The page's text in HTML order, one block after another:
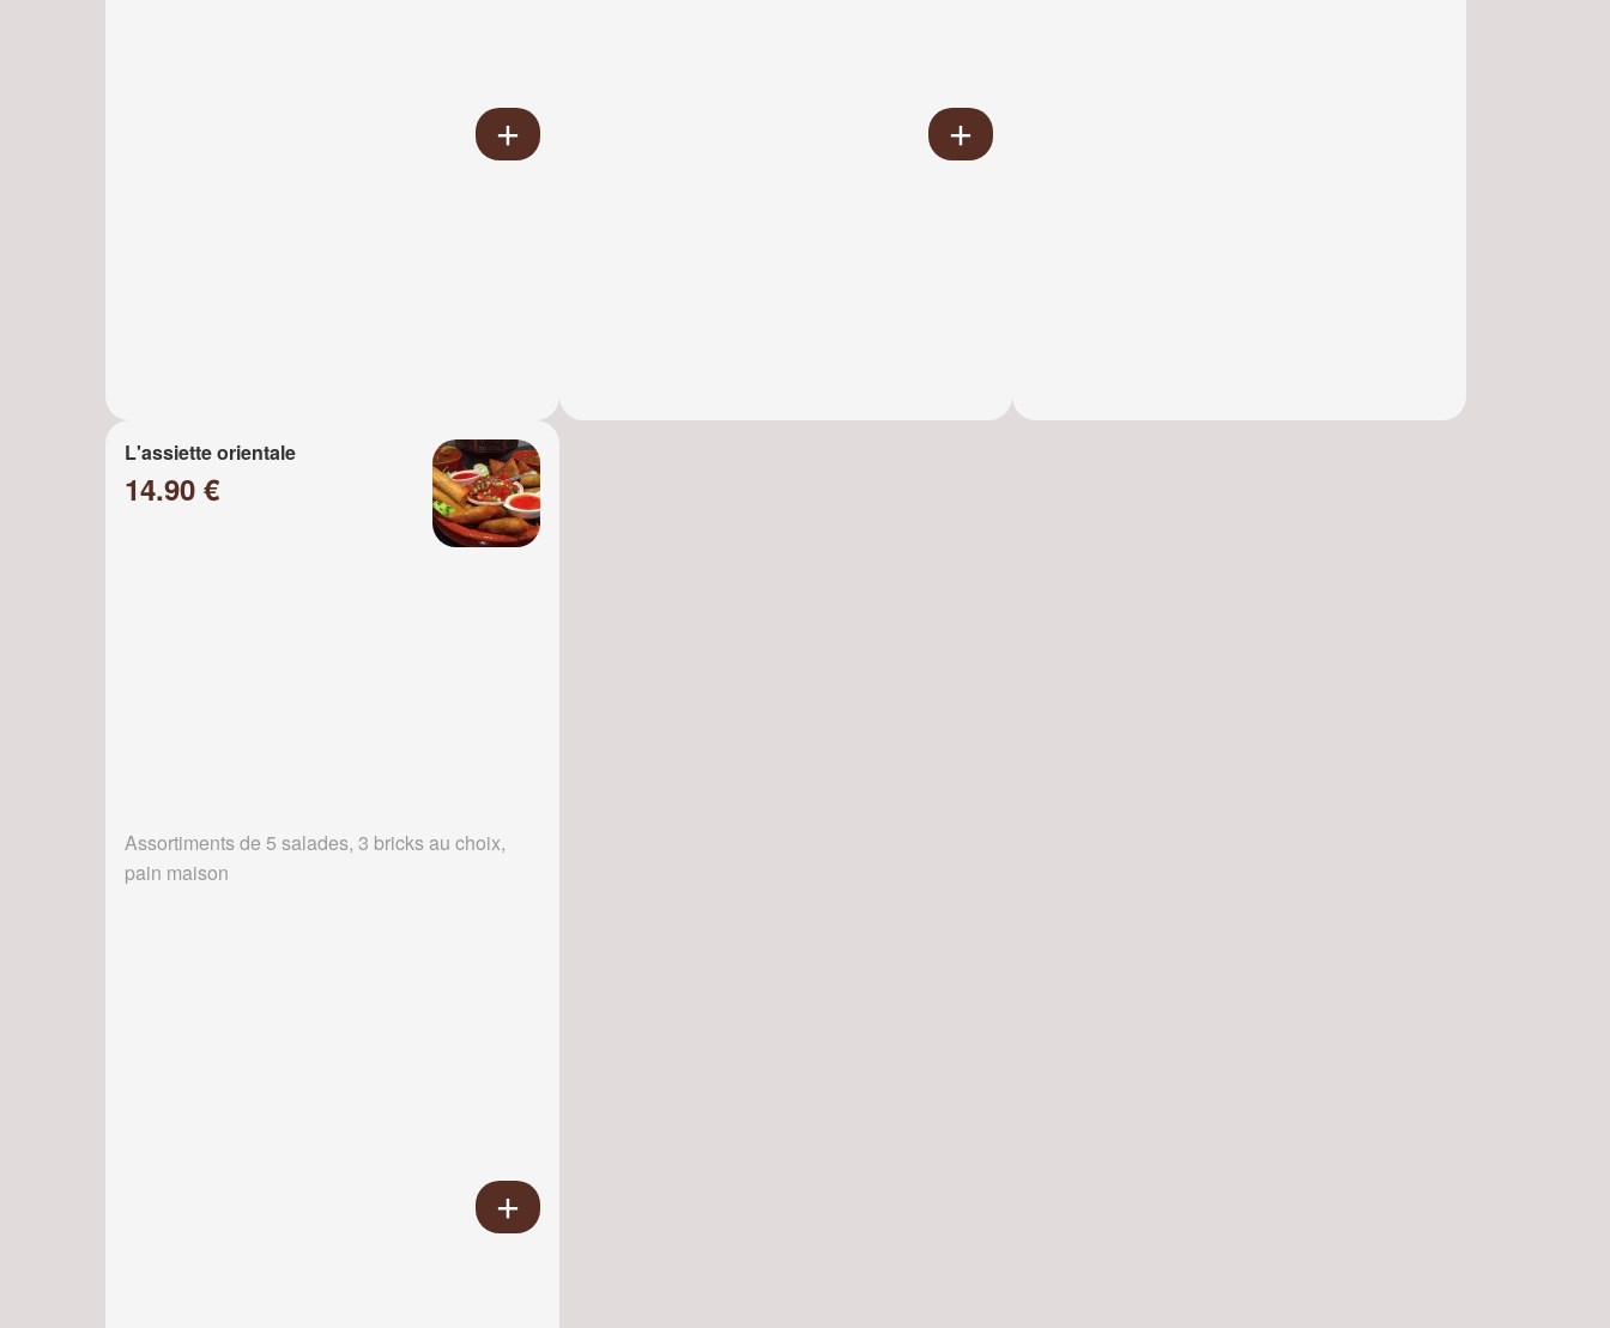
L'assiette orientale
14.90 €
Assortiments de 5 salades, 3 bricks au choix,
pain maison